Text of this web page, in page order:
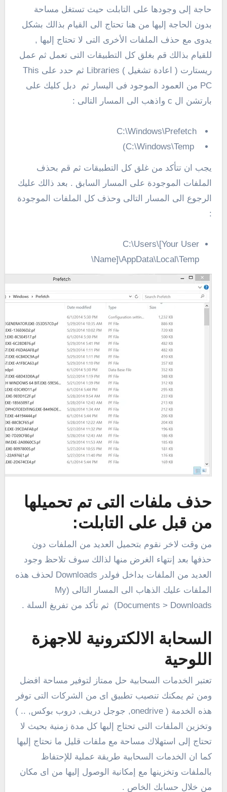
حاجة إلى وجودها على التابلت حيث تستغل مساحة
بدون الحاجة إليها من هنا تحتاج الى القيام بذالك بشكل
يدوى مع حذف الملفات الأخرى التى لا تحتاج إليها ,
للقيام بذالك قم بغلق كل التطبيقات التى تعمل ثم عمل
ريستارت ( اعادة تشغيل ) Libraries ثم حدد على This
PC من العمود الموجود فى اليسار ثم دبل كليك على
بارتشن ال c واذهب الى المسار التالى :
C:\Windows\Prefetch
C:\Windows\Temp)
يجب ان تتأكد من غلق كل التطبيقات ثم قم بحذف
الملفات الموجودة على المسار السابق . بعد ذالك عليك
الرجوع الى المسار التالى وحذف كل الملفات الموجودة
:
C:\Users\[Your User
Name]\AppData\Local\Temp\
حذف ملفات التى تم تحميلها
من قبل على التابلت:
من وقت لاخر نقوم بتحميل العديد من الملفات دون
حذفها بعد إنتهاء الغرض منها لذالك سوف تلاحظ وجود
العديد من الملفات بداخل فولدر Downloads لحذف هذه
الملفات عليك الذهاب الى المسار التالى (My
Documents > Downloads) ثم تأكد من تفريغ السلة .
السحابة الالكترونية للاجهزة
اللوحية
تعتبر الخدمات السحابية حل ممتاز لتوفير مساحة افضل
ومن ثم يمكنك تنصيب تطبيق اى من الشركات التى توفر
هذه الخدمة ( onedrive, جوجل دريف, دروب بوكس, .. )
وتخزين الملفات التى تحتاج إليها كل مدة زمنية بحيث لا
تحتاج إلى استهلاك مساحة مع ملفات قليل ما نحتاج إليها
كما ان الخدمات السحابية طريقة عملية للإحتفاظ
بالملفات وتخزينها مع إمكانية الوصول إليها من اى مكان
من خلال حسابك الخاص .